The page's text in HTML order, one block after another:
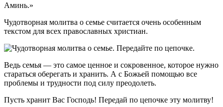
Аминь.»
Чудотворная молитва о семье считается очень особенным
текстом для всех православных христиан.
Ведь семья — это самое ценное и сокровенное, которое нужно
стараться оберегать и хранить. А с Божьей помощью все
проблемы и трудности под силу преодолеть.
Пусть хранит Вас Господь! Передай по цепочке эту молитву!